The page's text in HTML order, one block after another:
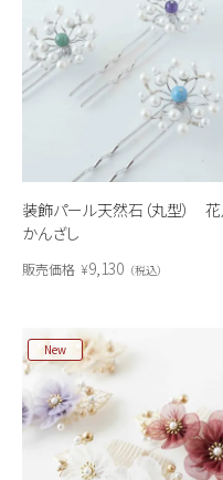
装飾パール天然石（丸型） 花
かんざし
販売価格 ¥9,130 税込
New